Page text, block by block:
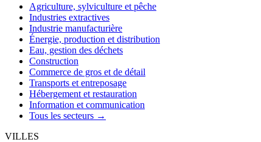
Agriculture, sylviculture et pêche
Industries extractives
Industrie manufacturière
Énergie, production et distribution
Eau, gestion des déchets
Construction
Commerce de gros et de détail
Transports et entreposage
Hébergement et restauration
Information et communication
Tous les secteurs →
VILLES